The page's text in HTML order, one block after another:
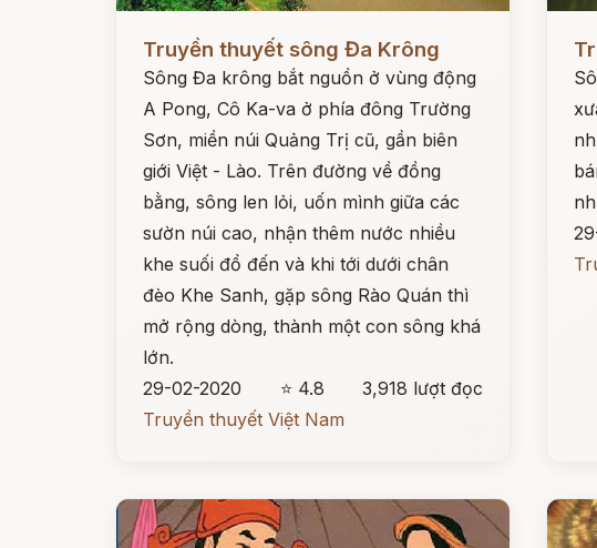
Đọc ngay
Truyền thuyết sông Đa Krông
Sông Đa krông bắt nguồn ở vùng động
A Pong, Cô Ka-va ở phía đông Trường
Sơn, miền núi Quảng Trị cũ, gần biên
giới Việt - Lào. Trên đường về đồng
bằng, sông len lỏi, uốn mình giữa các
sườn núi cao, nhận thêm nước nhiều
khe suối đổ đến và khi tới dưới chân
đèo Khe Sanh, gặp sông Rào Quán thì
mở rộng dòng, thành một con sông khá
lớn.
29-02-2020
⭐ 4.8
3,918 lượt đọc
Truyền thuyết Việt Nam
Đọc